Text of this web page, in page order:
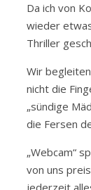
Da ich von
wieder
Thriller
Wir
nicht die
„sündige
die Fersen
„Webcam“
von uns